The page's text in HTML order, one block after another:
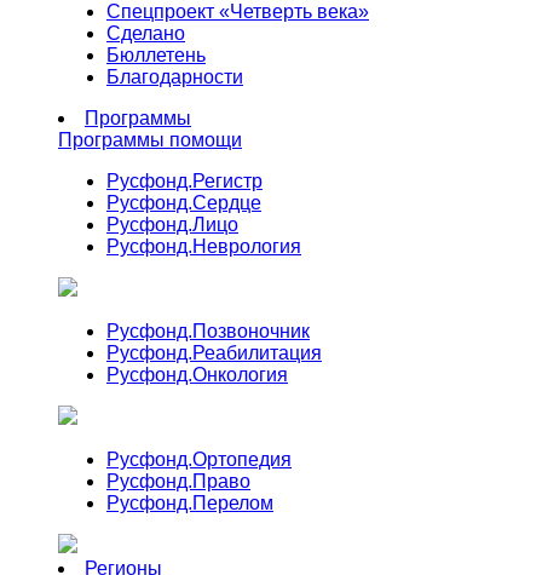
Спецпроект «Четверть века»
Сделано
Бюллетень
Благодарности
Программы
Программы помощи
Русфонд.Регистр
Русфонд.Сердце
Русфонд.Лицо
Русфонд.Неврология
Русфонд.Позвоночник
Русфонд.Реабилитация
Русфонд.Онкология
Русфонд.Ортопедия
Русфонд.Право
Русфонд.Перелом
Регионы